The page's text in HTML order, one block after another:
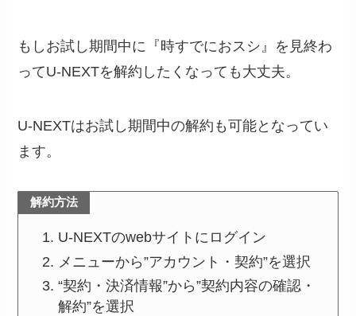
もしお試し期間中に『時すでにおスシ』を見終わ
ってU-NEXTを解約したくなっても大丈夫。
U-NEXTはお試し期間中の解約も可能となってい
ます。
解約方法
U-NEXTのwebサイトにログイン
メニューから”アカウント・契約”を選択
“契約・決済情報”から”契約内容の確認・
解約”を選択